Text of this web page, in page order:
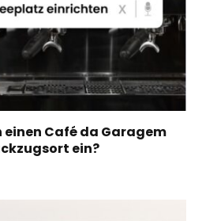
Café da Garagem
ein?